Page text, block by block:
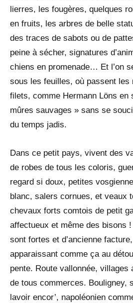
lierres, les fougères, quelques
en fruits, les arbres de belle
des traces de sabots ou de
peine à sécher, signatures
chiens en promenade… Et l’on
sous les feuilles, où passent les
filets, comme Hermann Löns en
mûres sauvages » sans se
du temps jadis.
Dans ce petit pays, vivent des
de robes de tous les coloris,
regard si doux, petites
blanc, salers cornues, et veaux
chevaux forts comtois de petit
affectueux et même des bisons
sont fortes et d’ancienne
apparaissant comme ça au
pente. Route vallonnée, villages
de tous commerces. Bouligney,
lavoir encor’, napoléonien